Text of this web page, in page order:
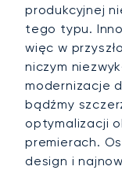
produkcyjnej
tego typu.
więc w
niczym
modernizacje
bądźmy
optymalizacji
premierach.
design i